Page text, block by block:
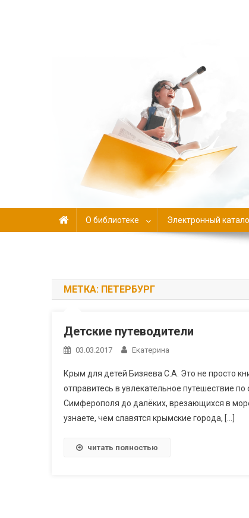
О библиотеке Электронный
МЕТКА: ПЕТЕРБУРГ
Детские путеводители
03.03.2017 Екатерина
Крым для детей Бизяева С.А. Это не просто
отправитесь в увлекательное путешествие
Симферополя до далёких, врезающихся в
узнаете, чем славятся крымские города, […]
читать полностью